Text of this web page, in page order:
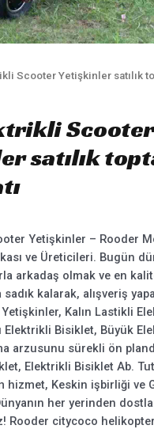
Scooter Yetişkinler satılık
satılık
Yetişkinler – Rooder
ve Üreticileri. Bugün
arkadaş olmak ve en
kalarak, alışveriş
Kalın Lastikli
Elektrikli Bisiklet, Büyük
arzusunu sürekli ön
Elektrikli Bisiklet Ab.
hizmet, Keskin işbirliği ve
her yerinden
Rooder citycoco